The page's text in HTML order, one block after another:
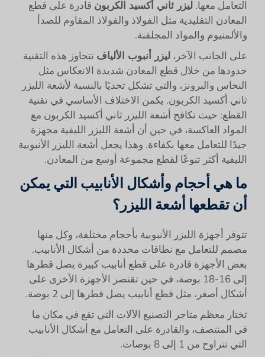
التعامل معها. ليزر ثاني أكسيد الكربون قادرة على قطع
المعادن التقليدية مثل الفولاذ والفولاذ المقاوم للصدأ
والألمنيوم والمواد المجلفنة.
على الجانب الآخر، ليزر أنبوب الألياف تتجاوز هذه التقنية
حدودها من خلال قطع المعادن شديدة الانعكاس مثل
النحاس والبرونز، والتي تشكل تحديًا بالنسبة لأشعة الليزر
ثاني أكسيد الكربون. يكمن الاختلاف الأساسي في تقنية
القطع: حيث تكافح أشعة الليزر ثاني أكسيد الكربون مع
المواد العاكسة، في حين أن أشعة الليزر الليفية مجهزة
جيدًا للتعامل معها بكفاءة. وهذا يجعل أشعة الليزر الأنبوبية
الليفية أكثر تنوعًا لقطع مجموعة أوسع من المعادن.
ما هي أحجام وأشكال الأنابيب التي يمكن
أن تقطعها أشعة الليزر؟
تتوفر أجهزة الليزر الأنبوبية بأحجام مختلفة، وكل منها
مصمم للتعامل مع نطاقات محددة من أشكال الأنابيب.
بعض الأجهزة قادرة على قطع أنابيب كبيرة يصل قطرها
إلى 16-18 بوصة، في حين تقتصر الأجهزة الأخرى على
أشكال أصغر، مثل قطع أنابيب يصل قطرها إلى 2 بوصة.
تختار معظم متاجر التصنيع الآلات التي تقع في مكان ما
في المنتصف، والقادرة على التعامل مع أشكال الأنابيب
التي تتراوح من 1 إلى 8 بوصات.